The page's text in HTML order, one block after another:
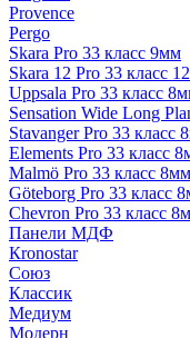
Provence
Pergo
Skara Pro 33 класс 9мм
Skara 12 Pro 33 класс
Uppsala Pro 33 класс
Sensation Wide Long
Stavanger Pro 33 класс
Elements Pro 33 класс
Malmö Pro 33 класс 8мм
Göteborg Pro 33 класс
Chevron Pro 33 класс
Панели МДФ
Кronostar
Союз
Классик
Медиум
Модерн